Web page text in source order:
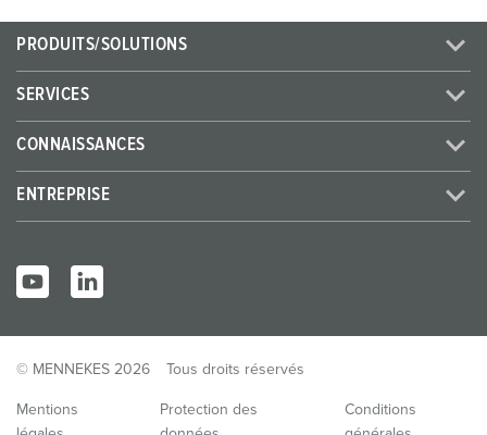
PRODUITS/SOLUTIONS
SERVICES
CONNAISSANCES
ENTREPRISE
© MENNEKES 2026 Tous droits réservés
Mentions
Protection des
Conditions